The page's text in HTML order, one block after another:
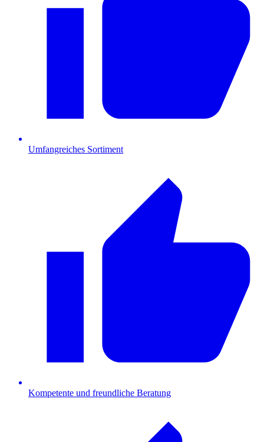
Umfangreiches Sortiment
Kompetente und freundliche Beratung